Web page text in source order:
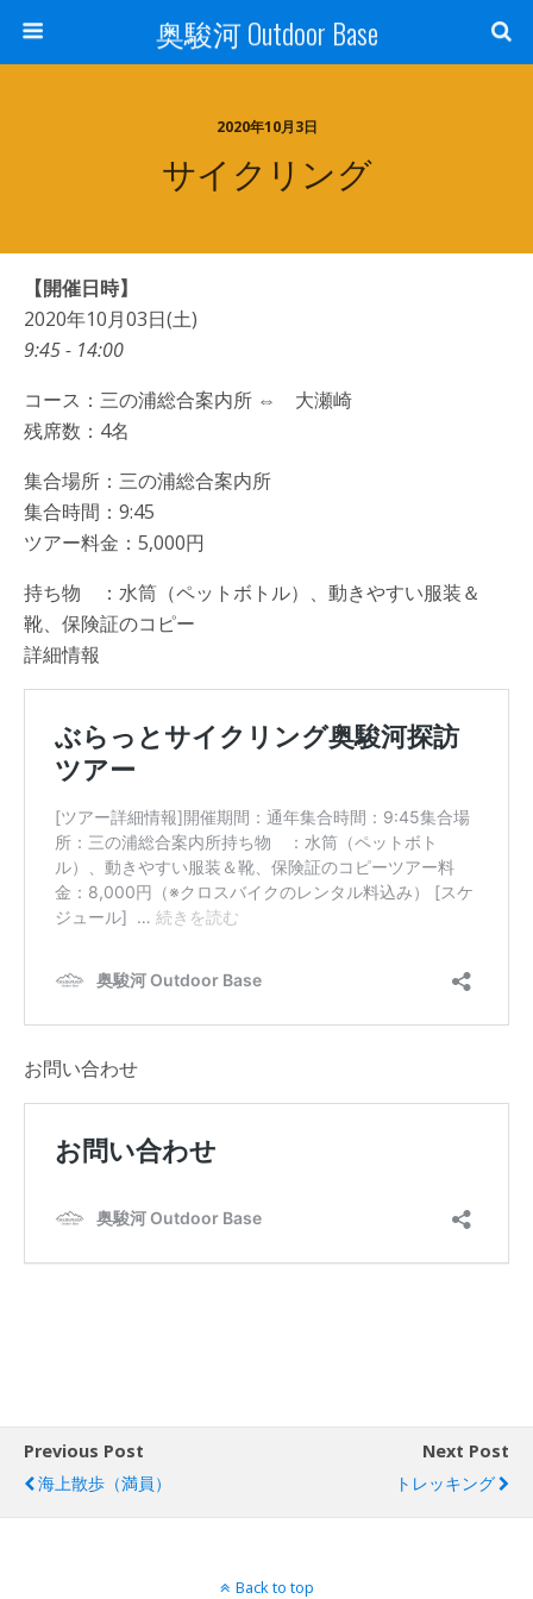
奥駿河 Outdoor Base
2020年10月3日
サイクリング
【開催日時】
2020年10月03日(土)
9:45 - 14:00
コース：三の浦総合案内所 ⇔ 大瀬崎
残席数：4名
集合場所：三の浦総合案内所
集合時間：9:45
ツアー料金：5,000円
持ち物 ：水筒（ペットボトル）、動きやすい服装＆
靴、保険証のコピー
詳細情報
お問い合わせ
Previous Post
海上散歩（満員）
Next Post
トレッキング
Back to top